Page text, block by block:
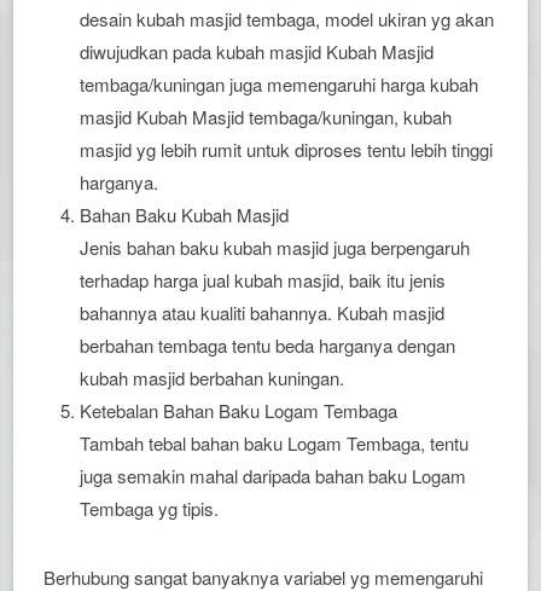
desain kubah masjid tembaga, model ukiran yg akan
diwujudkan pada kubah masjid Kubah Masjid
tembaga/kuningan juga memengaruhi harga kubah
masjid Kubah Masjid tembaga/kuningan, kubah
masjid yg lebih rumit untuk diproses tentu lebih tinggi
harganya.
Bahan Baku Kubah Masjid
Jenis bahan baku kubah masjid juga berpengaruh
terhadap harga jual kubah masjid, baik itu jenis
bahannya atau kualiti bahannya. Kubah masjid
berbahan tembaga tentu beda harganya dengan
kubah masjid berbahan kuningan.
Ketebalan Bahan Baku Logam Tembaga
Tambah tebal bahan baku Logam Tembaga, tentu
juga semakin mahal daripada bahan baku Logam
Tembaga yg tipis.
Berhubung sangat banyaknya variabel yg memengaruhi